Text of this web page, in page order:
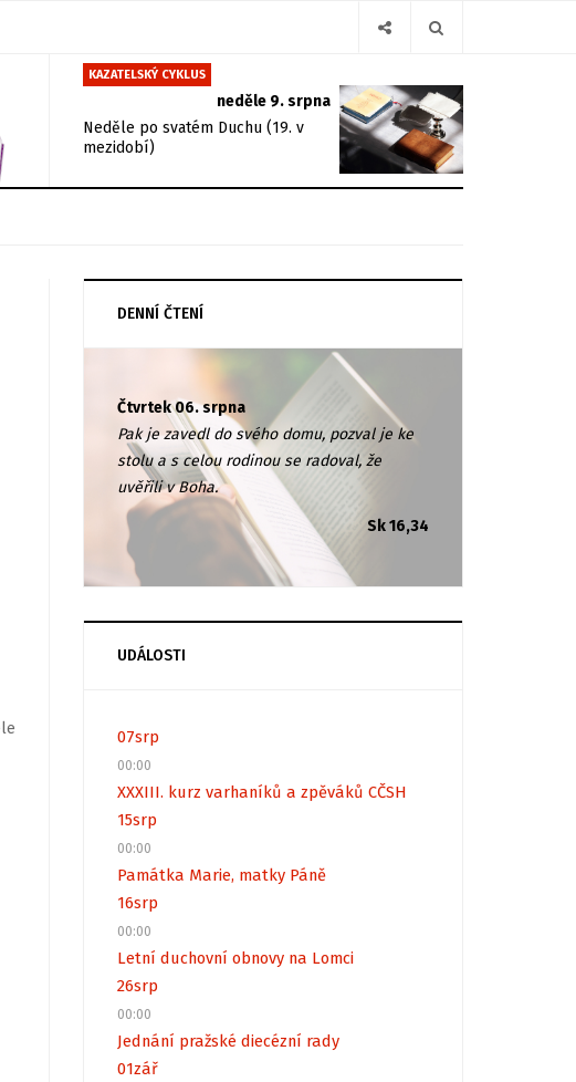
KAZATELSKÝ CYKLUS
neděle 9. srpna
Neděle po svatém Duchu (19. v
mezidobí)
DENNÍ ČTENÍ
Čtvrtek 06. srpna
Pak je zavedl do svého domu, pozval je ke
stolu a s celou rodinou se radoval, že
uvěřili v Boha.
Sk 16,34
UDÁLOSTI
07srp
00:00
XXXIII. kurz varhaníků a zpěváků CČSH
15srp
00:00
Památka Marie, matky Páně
16srp
00:00
Letní duchovní obnovy na Lomci
26srp
00:00
Jednání pražské diecézní rady
01zář